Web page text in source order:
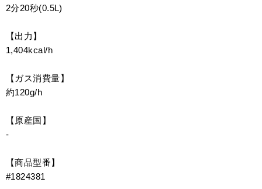
2分20秒(0.5L)
【出力】
1,404kcal/h
【ガス消費量】
約120g/h
【原産国】
-
【商品型番】
#1824381